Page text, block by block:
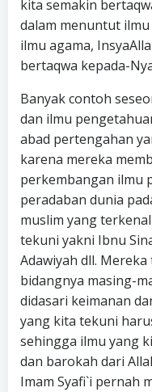
kita semakin
dalam menuntut
ilmu agama,
bertaqwa kepada-
Banyak contoh
dan ilmu
abad pertengahan
karena mereka
perkembangan ilmu
peradaban dunia
muslim yang
tekuni yakni Ibnu
Adawiyah dll.
bidangnya masing-
didasari keimanan
yang kita tekuni
sehingga ilmu yang
dan barokah dari
Imam Syafi`i pernah